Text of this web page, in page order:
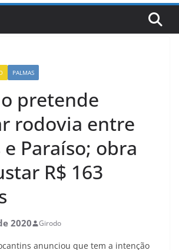
PALMAS
pretende
rodovia entre
e Paraíso; obra
R$ 163
2020 Girodo
anunciou que tem a intenção